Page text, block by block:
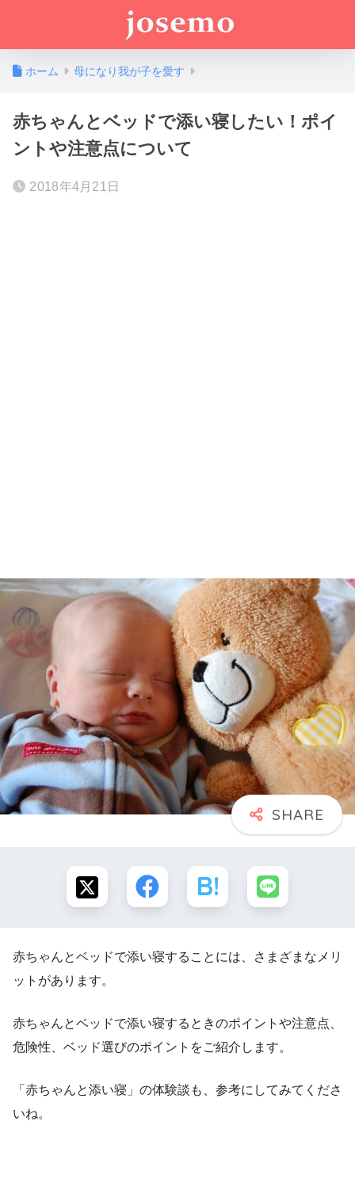
ホーム 母になり我が子を愛す
赤ちゃんとベッドで添い寝したい！ポイ
ントや注意点について
2018年4月21日
赤ちゃんとベッドで添い寝することには、さまざまなメリ
ットがあります。
赤ちゃんとベッドで添い寝するときのポイントや注意点、
危険性、ベッド選びのポイントをご紹介します。
「赤ちゃんと添い寝」の体験談も、参考にしてみてくださ
いね。